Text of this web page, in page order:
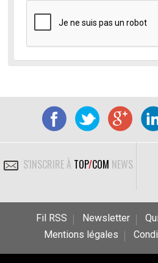
S'INSCRIRE À TOP/COM NEWS
Fil RSS Newsletter
Mentions légales